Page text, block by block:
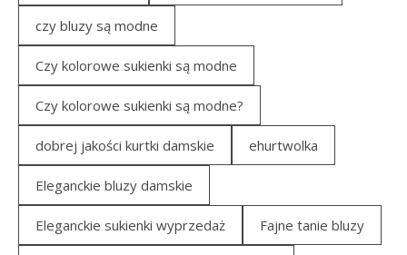
czy bluzy są modne
Czy kolorowe sukienki są modne
Czy kolorowe sukienki są modne?
dobrej jakości kurtki damskie ehurtwolka
Eleganckie bluzy damskie
Eleganckie sukienki wyprzedaż Fajne tanie bluzy